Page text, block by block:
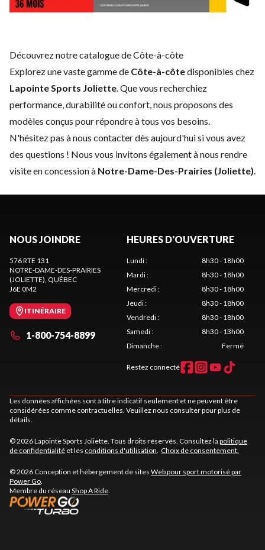
Découvrez notre catalogue de Côte-à-côte
Explorez une vaste gamme de Côte-à-côtedisponibles chez
Lapointe Sports Joliette . Que vous recherchiez
performance, durabilité ou confort, nous proposons des
modèles conçus pour répondre à tous vos besoins.
N'hésitez pas ànous contacterdès aujourd'hui si vous avez
des questions ! Nous vous invitons également à nous rendre
visite en concession à Notre-Dame-Des-Prairies (Joliette)
NOUS JOINDRE
576 RTE 131
NOTRE-DAME-DES-PRAIRIES
(JOLIETTE) , QUÉBEC
J6E 0M2
ITINÉRAIRE
1-800-754-8899
HEURES D'OUVERTURE
Lundi:
8h30 - 18h00
Mardi:
8h30 - 18h00
Mercredi:
8h30 - 18h00
Jeudi:
8h30 - 18h00
Vendredi:
8h30 - 18h00
Samedi:
8h30 - 13h00
Dimanche: Fermé
Restez connecté
Les données affichées sont à titre indicatif seulement et ne peuvent être
considérées comme contractuelles. Veuillez nous consulter pour plus de
détails.
© 2026 Lapointe Sports Joliette. Tous droits réservés. Consultez la politique
de confidentialité et les conditions d'utilisation Choix de consentement.
© 2026 Conception et hébergement de sites Web pour sport motorisé par
Power Go
Membre du réseau Shop A Ride